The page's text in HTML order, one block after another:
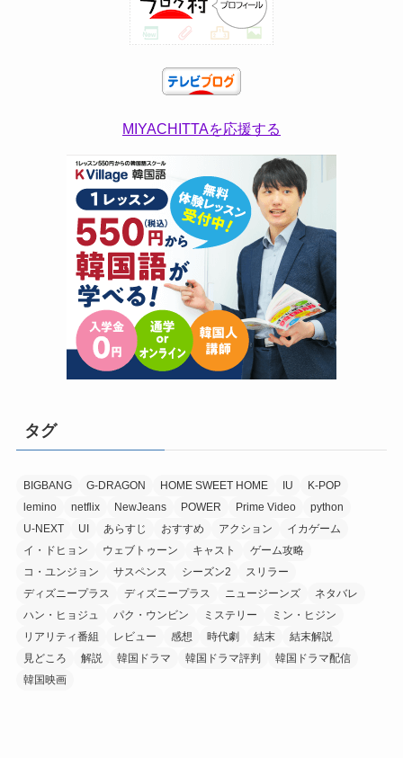
MIYACHITTAを応援する
タグ
BIGBANG G-DRAGON HOME SWEET HOME IU
K-POP
lemino
netflix NewJeans POWER Prime Video
python
U-NEXT
UI あらすじ おすすめ アクション
イカゲーム
イ・ドヒョン
ウェブトゥーン キャスト
ゲーム攻略
コ・ユンジョン
サスペンス シーズン2
スリラー
ディズニープラス
ディズニープラス ニュージーンズ
ネタバレ
ハン・ヒョジュ
パク・ウンビン ミステリー
ミン・ヒジン
リアリティ番組
レビュー 感想 時代劇 結末
結末解説
見どころ
解説 韓国ドラマ 韓国ドラマ評判
韓国ドラマ配信
韓国映画